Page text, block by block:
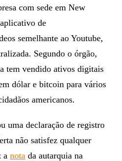
com sede em New
de
semelhante ao Youtube,
Segundo o órgão,
tem vendido ativos digitais
dólar e bitcoin para vários
americanos.
uma declaração de registro
não satisfez qualquer
a nota da autarquia na